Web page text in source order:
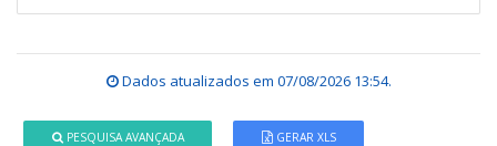
Dados atualizados em 07/08/2026 13:54.
PESQUISA AVANÇADA GERAR XLS